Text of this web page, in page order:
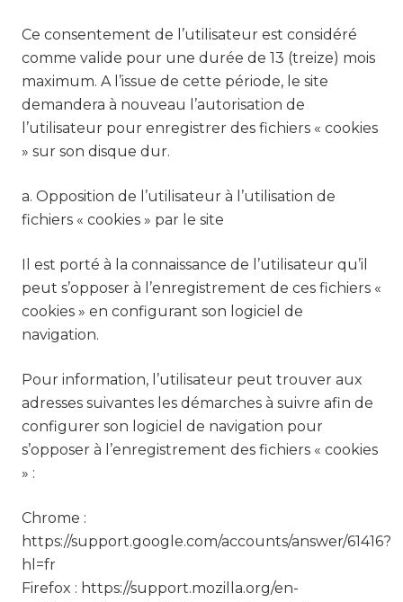
Ce consentement de l’utilisateur est considéré
comme valide pour une durée de 13 (treize) mois
maximum. A l’issue de cette période, le site
demandera à nouveau l’autorisation de
l’utilisateur pour enregistrer des fichiers « cookies
» sur son disque dur.
a. Opposition de l’utilisateur à l’utilisation de
fichiers « cookies » par le site
Il est porté à la connaissance de l’utilisateur qu’il
peut s’opposer à l’enregistrement de ces fichiers «
cookies » en configurant son logiciel de
navigation.
Pour information, l’utilisateur peut trouver aux
adresses suivantes les démarches à suivre afin de
configurer son logiciel de navigation pour
s’opposer à l’enregistrement des fichiers « cookies
» :
Chrome :
https://support.google.com/accounts/answer/61416?
hl=fr
Firefox : https://support.mozilla.org/en-